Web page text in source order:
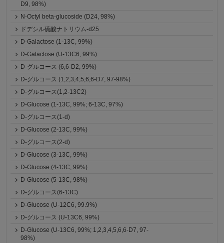
D9, 98%)
N-Octyl beta-glucoside (D24, 98%)
ドデシル硫酸ナトリウム-d25
D-Galactose (1-13C, 99%)
D-Galactose (U-13C6, 99%)
D-グルコース (6,6-D2, 99%)
D-グルコース (1,2,3,4,5,6,6-D7, 97-98%)
D-グルコース(1,2-13C2)
D-Glucose (1-13C, 99%; 6-13C, 97%)
D-グルコース(1-d)
D-Glucose (2-13C, 99%)
D-グルコース(2-d)
D-Glucose (3-13C, 99%)
D-Glucose (4-13C, 99%)
D-Glucose (5-13C, 98%)
D-グルコース(6-13C)
D-Glucose (U-12C6, 99.9%)
D-グルコース (U-13C6, 99%)
D-Glucose (U-13C6, 99%; 1,2,3,4,5,6,6-D7, 97-
98%)